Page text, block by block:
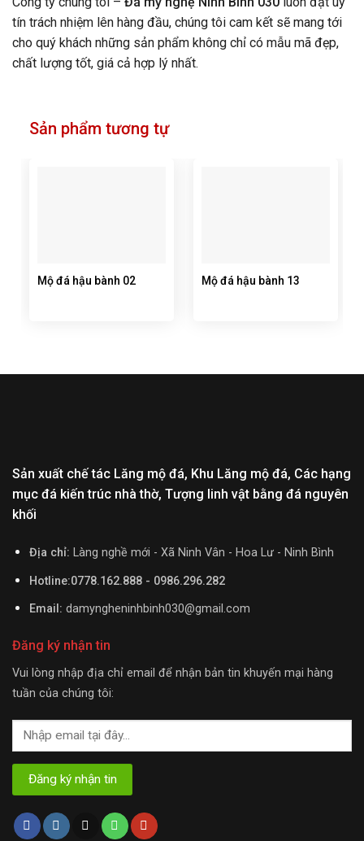
tín trách nhiệm lên hàng đầu, chúng tôi cam kết sẽ mang tới
cho quý khách những sản phẩm không chỉ có mẫu mã đẹp,
chất lượng tốt, giá cả hợp lý nhất.
Sản phẩm tương tự
Mộ đá hậu bành 02 Mộ đá hậu bành 13
Sản xuất chế tác Lăng mộ đá, Khu Lăng mộ đá, Các hạng
mục đá kiến trúc nhà thờ, Tượng linh vật bằng đá nguyên
khối
Địa chỉ: Làng nghề mới - Xã Ninh Vân - Hoa Lư - Ninh Bình
Hotline:0778.162.888 - 0986.296.282
Email: damyngheninhbinh030@gmail.com
Đăng ký nhận tin
Vui lòng nhập địa chỉ email để nhận bản tin khuyến mại hàng
tuần của chúng tôi: